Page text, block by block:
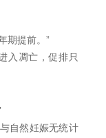
期提前。”
入凋亡，促排只
自然妊娠无统计